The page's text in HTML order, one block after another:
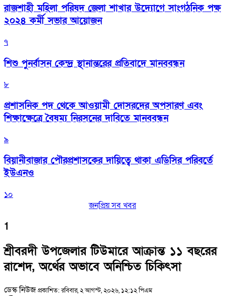
রাজশাহী মহিলা পরিষদ জেলা শাখার উদ্যোগে সাংগঠনিক পক্ষ
২০২৪ কর্মী সভার আয়োজন
৭
শিশু পুনর্বাসন কেন্দ্র স্থানান্তরের প্রতিবাদে মানববন্ধন
৮
প্রশাসনিক পদ থেকে আওয়ামী দোসরদের অপসারণ এবং
শিক্ষাক্ষেত্রে বৈষম্য নিরসনের দাবিতে মানববন্ধন
৯
বিয়ানীবাজার পৌরপ্রশাসকের দায়িত্বে থাকা এডিসির পরিবর্তে
ইউএনও
১০
জনপ্রিয় সব খবর
1
শ্রীবরদী উপজেলার টিউমারে আক্রান্ত ১১ বছরের
রাশেদ, অর্থের অভাবে অনিশ্চিত চিকিৎসা
ডেস্ক নিউজপ্রকাশিত: রবিবার, ২ আগস্ট, ২০২৬, ১২:১২ পিএম